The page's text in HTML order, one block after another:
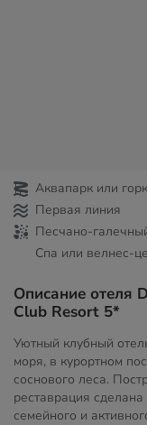
Аквапарк или
Первая линия
Песчано-
Спа или велнес-
Описание отеля
Club Resort 5*
Уютный клубный
моря, в курортном
соснового леса.
реставрация
семейного и